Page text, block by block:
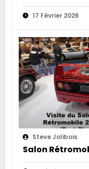
17 Février 2026
Steve Jolibois
Salon